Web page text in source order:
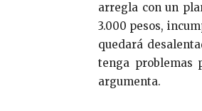
arregla con un
3.000 pesos,
quedará
tenga problemas
argumenta.